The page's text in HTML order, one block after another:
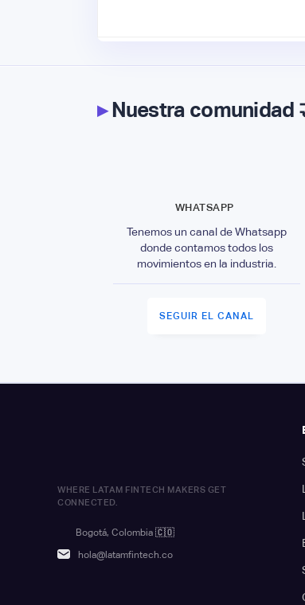
▸Nuestra comunidad
WHATSAPP
Tenemos un canal de Whatsapp
donde contamos todos los
movimientos en la industria.
SEGUIR EL CANAL
WHERE LATAM FINTECH MAKERS GET
CONNECTED.
Bogotá, Colombia 🇨🇴
hola@latamfintech.co